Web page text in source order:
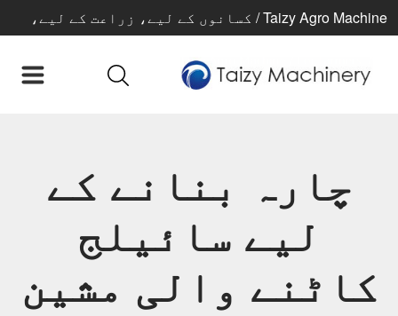
Taizy Agro Machine / کسانوں کے لیے، زراعت کے لیے،
چارہ بنانے کے
لیے سائیلج
کاٹنے والی مشین